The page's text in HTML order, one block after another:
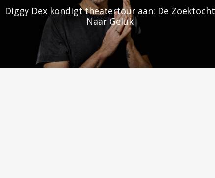
Diggy Dex kondigt theatertour aan: De Zoektocht
Naar Geluk